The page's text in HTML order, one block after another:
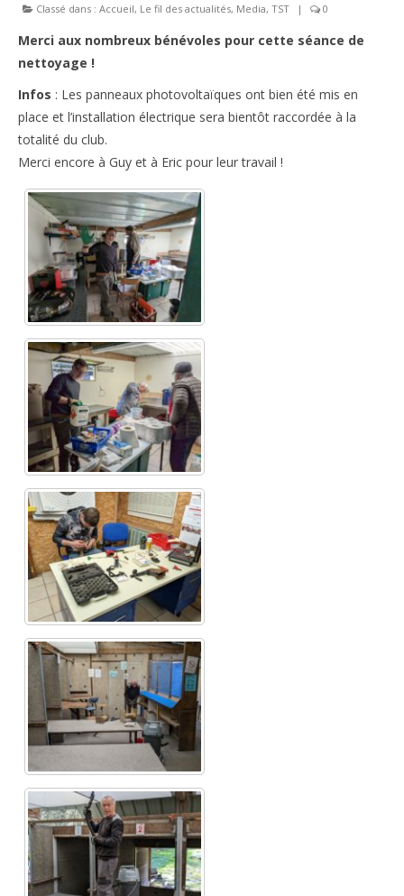
Classé dans : Accueil, Le fil des actualités, Media, TST | 0
Merci aux nombreux bénévoles pour cette séance de
nettoyage !
Infos : Les panneaux photovoltaïques ont bien été mis en
place et l’installation électrique sera bientôt raccordée à la
totalité du club.
Merci encore à Guy et à Eric pour leur travail !